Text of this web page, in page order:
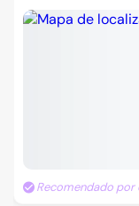
Recomendado por